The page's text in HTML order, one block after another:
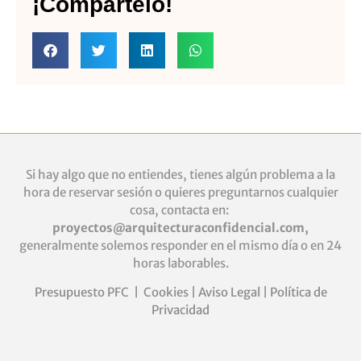
Si hay algo que no entiendes, tienes algún problema a la
hora de reservar sesión o quieres preguntarnos cualquier
cosa, contacta en:
proyectos@arquitecturaconfidencial.com,
generalmente solemos responder en el mismo día o en 24
horas laborables.
Presupuesto PFC
Cookies| Aviso Legal
Política de
Privacidad